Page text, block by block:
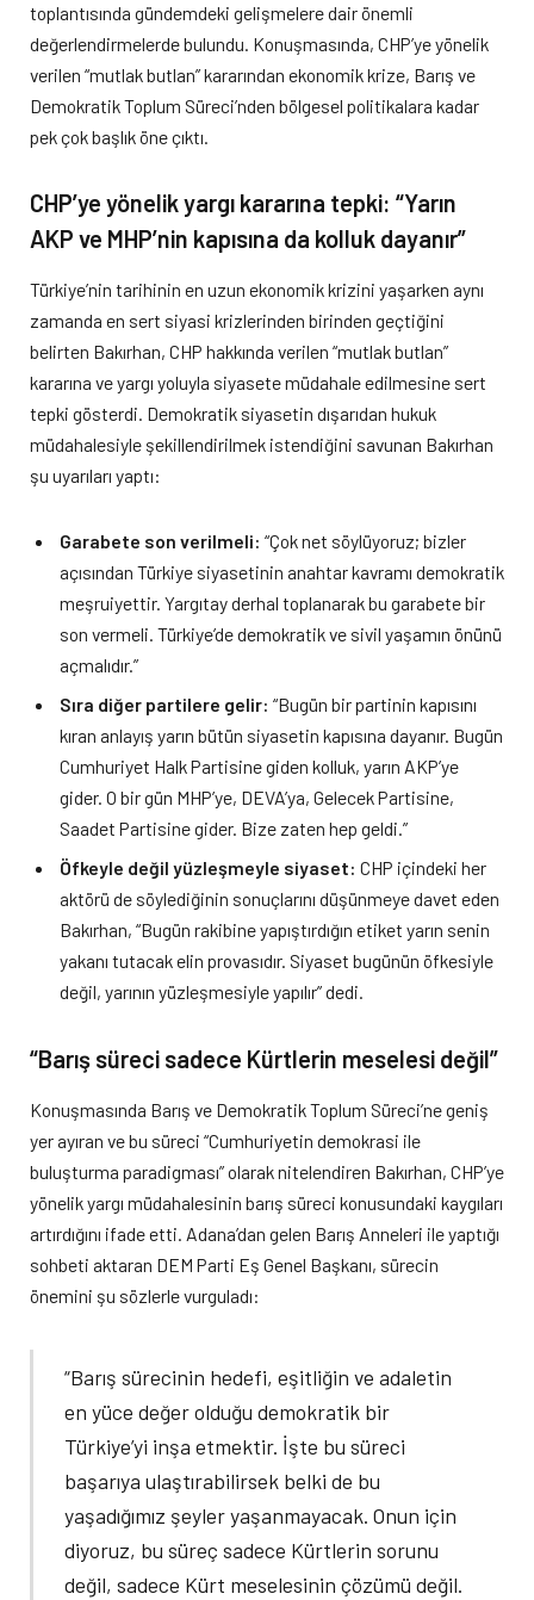
toplantısında gündemdeki gelişmelere dair önemli
değerlendirmelerde bulundu. Konuşmasında, CHP’ye yönelik
verilen “mutlak butlan” kararından ekonomik krize, Barış ve
Demokratik Toplum Süreci’nden bölgesel politikalara kadar
pek çok başlık öne çıktı.
CHP’ye yönelik yargı kararına tepki: “Yarın
AKP ve MHP’nin kapısına da kolluk dayanır”
Türkiye’nin tarihinin en uzun ekonomik krizini yaşarken aynı
zamanda en sert siyasi krizlerinden birinden geçtiğini
belirten Bakırhan, CHP hakkında verilen “mutlak butlan”
kararına ve yargı yoluyla siyasete müdahale edilmesine sert
tepki gösterdi. Demokratik siyasetin dışarıdan hukuk
müdahalesiyle şekillendirilmek istendiğini savunan Bakırhan
şu uyarıları yaptı:
Garabete son verilmeli: “Çok net söylüyoruz; bizler
açısından Türkiye siyasetinin anahtar kavramı demokratik
meşruiyettir. Yargıtay derhal toplanarak bu garabete bir
son vermeli. Türkiye’de demokratik ve sivil yaşamın önünü
açmalıdır.”
Sıra diğer partilere gelir: “Bugün bir partinin kapısını
kıran anlayış yarın bütün siyasetin kapısına dayanır. Bugün
Cumhuriyet Halk Partisine giden kolluk, yarın AKP’ye
gider. O bir gün MHP’ye, DEVA’ya, Gelecek Partisine,
Saadet Partisine gider. Bize zaten hep geldi.”
Öfkeyle değil yüzleşmeyle siyaset: CHP içindeki her
aktörü de söylediğinin sonuçlarını düşünmeye davet eden
Bakırhan, “Bugün rakibine yapıştırdığın etiket yarın senin
yakanı tutacak elin provasıdır. Siyaset bugünün öfkesiyle
değil, yarının yüzleşmesiyle yapılır” dedi.
“Barış süreci sadece Kürtlerin meselesi değil”
Konuşmasında Barış ve Demokratik Toplum Süreci’ne geniş
yer ayıran ve bu süreci “Cumhuriyetin demokrasi ile
buluşturma paradigması” olarak nitelendiren Bakırhan, CHP’ye
yönelik yargı müdahalesinin barış süreci konusundaki kaygıları
artırdığını ifade etti. Adana’dan gelen Barış Anneleri ile yaptığı
sohbeti aktaran DEM Parti Eş Genel Başkanı, sürecin
önemini şu sözlerle vurguladı:
“Barış sürecinin hedefi, eşitliğin ve adaletin
en yüce değer olduğu demokratik bir
Türkiye’yi inşa etmektir. İşte bu süreci
başarıya ulaştırabilirsek belki de bu
yaşadığımız şeyler yaşanmayacak. Onun için
diyoruz, bu süreç sadece Kürtlerin sorunu
değil, sadece Kürt meselesinin çözümü değil.